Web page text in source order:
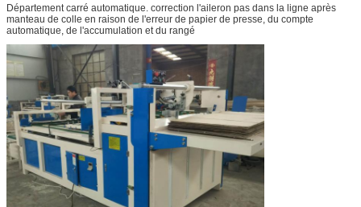
Département carré automatique. correction l'aileron pas dans la ligne après
manteau de colle en raison de l'erreur de papier de presse, du compte
automatique, de l'accumulation et du rangé